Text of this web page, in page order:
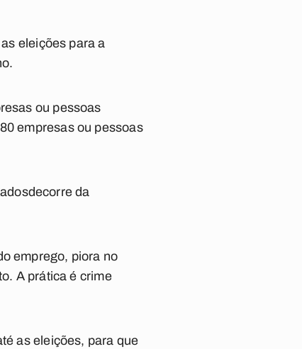
eleições para a
ou pessoas
empresas ou pessoas
osdecorreda
emprego, piora no
A prática é crime
as eleições, para que